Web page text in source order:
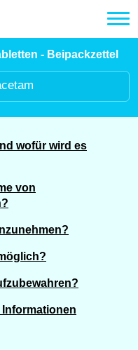
- Beipackzettel
wofür wird es
von
Informationen